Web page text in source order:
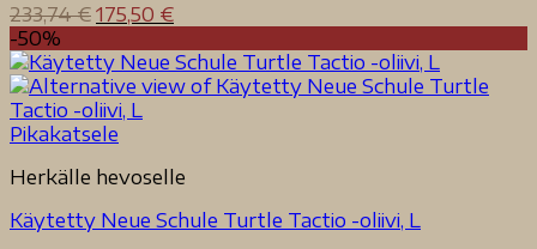
233,74€ Alkuperäinen
oli:
233,74 €.
175,50 €Nykyinen
on:
175,50 €.
-50%
Pikakatsele
Herkälle hevoselle
Käytetty Neue Schule Turtle Tactio -oliivi, L